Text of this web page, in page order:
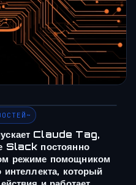
Claude Tag,
Slack постоянно
режиме помощником
интеллекта, который